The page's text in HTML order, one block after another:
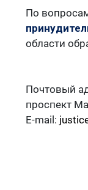
По
области
Почтовый
проспект
E-mail: